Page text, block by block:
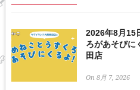
2026年8月15
ろがあそびに
田店
On 8月 7, 2026